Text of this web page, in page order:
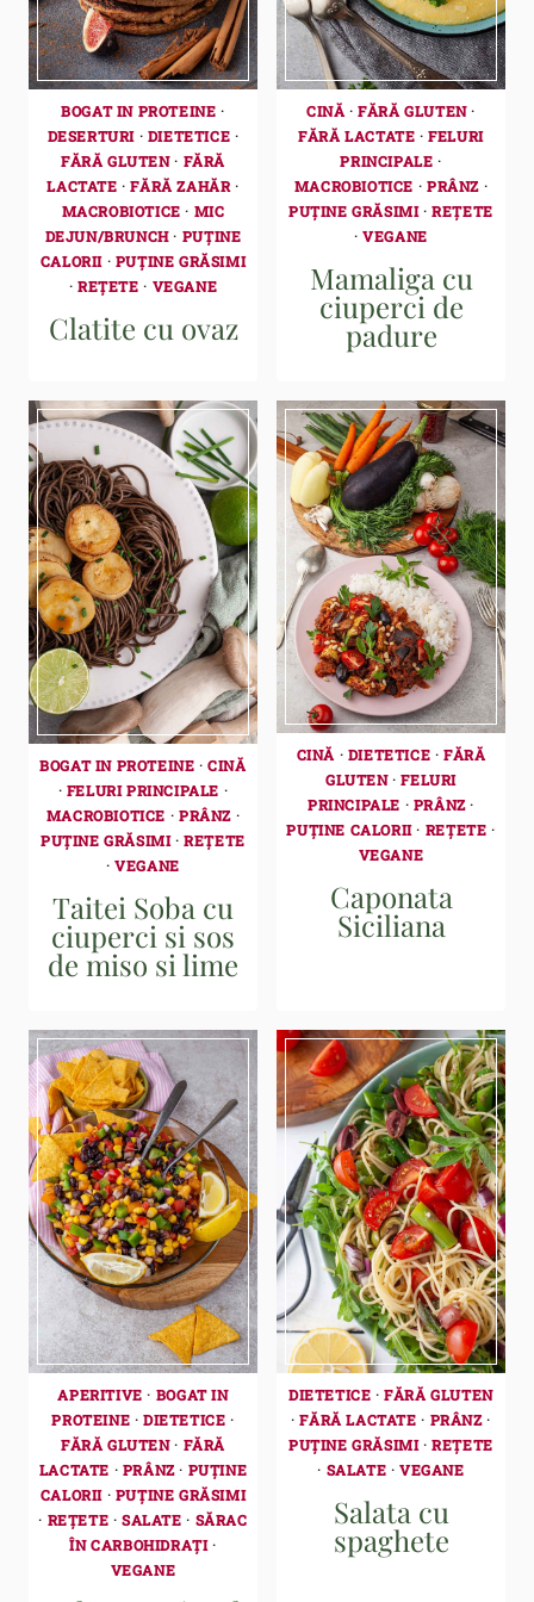
BOGAT IN PROTEINE ·
DESERTURI· DIETETICE ·
FĂRĂ GLUTEN· FĂRĂ
LACTATE ·FĂRĂ ZAHĂR ·
MACROBIOTICE · MIC
DEJUN/BRUNCH· PUȚINE
CALORII· PUȚINE GRĂSIMI
·REȚETE · VEGANE
Clatite cu ovaz
CINĂ ·FĂRĂ GLUTEN·
FĂRĂ LACTATE ·FELURI
PRINCIPALE ·
MACROBIOTICE · PRÂNZ·
PUȚINE GRĂSIMI·REȚETE
·VEGANE
Mamaliga cu
ciuperci de
padure
BOGAT IN PROTEINE ·CINĂ
· FELURI PRINCIPALE ·
MACROBIOTICE · PRÂNZ·
PUȚINE GRĂSIMI·REȚETE
·VEGANE
Taitei Soba cu
ciuperci si sos
de miso si lime
CINĂ · DIETETICE ·FĂRĂ
GLUTEN·FELURI
PRINCIPALE · PRÂNZ·
PUȚINE CALORII· REȚETE ·
VEGANE
Caponata
Siciliana
APERITIVE · BOGAT IN
PROTEINE · DIETETICE ·
FĂRĂ GLUTEN· FĂRĂ
LACTATE · PRÂNZ· PUȚINE
CALORII· PUȚINE GRĂSIMI
· REȚETE ·SALATE · SĂRAC
ÎN CARBOHIDRAȚI·
VEGANE
DIETETICE ·FĂRĂ GLUTEN
·FĂRĂ LACTATE · PRÂNZ·
PUȚINE GRĂSIMI·REȚETE
· SALATE · VEGANE
Salata cu
spaghete